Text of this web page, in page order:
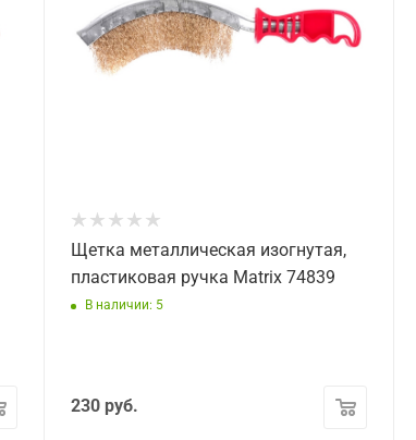
Щетка металлическая изогнутая,
пластиковая ручка Matrix 74839
В наличии: 5
230 руб.